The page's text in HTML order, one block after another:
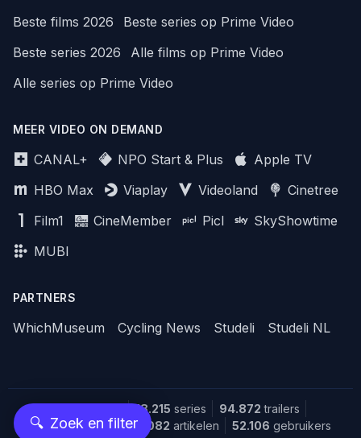
🔍 Zoek en filter
Beste films 2026
Beste series op Prime Video
Beste series 2026
Alle films op Prime Video
Alle series op Prime Video
MEER VIDEO ON DEMAND
CANAL+ NPO Start & Plus
Apple TV
HBO Max
Viaplay Videoland
Cinetree
Film1
CineMember Picl
SkyShowtime
MUBI
PARTNERS
WhichMuseum Cycling News Studeli Studeli NL
18.215 series 94.872 trailers
1.387recensies 32.082 artikelen 52.106 gebruikers